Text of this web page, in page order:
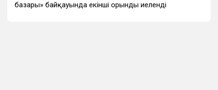
базары» байқауында екінші орынды иеленді